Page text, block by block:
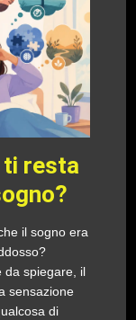
ti resta
il sogno era
da spiegare, il
sensazione
di